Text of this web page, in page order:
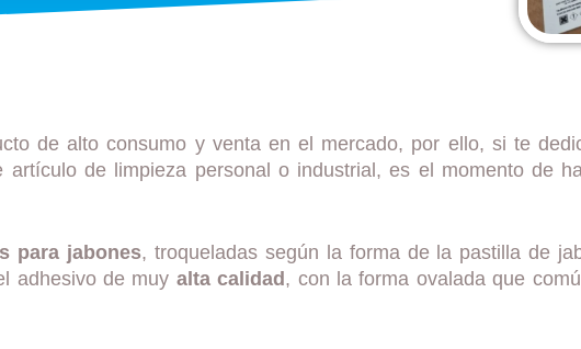
de alto consumo y venta en el mercado, por ello, si te
de limpieza personal o industrial, es el momento de
para jabones, troqueladas según la forma de la pastilla de
adhesivo de muy alta calidad , con la forma ovalada que